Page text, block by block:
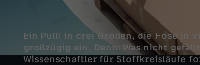
Ein Pulli in drei Größen, die Hose in
großzügig ein. Denn: Was nicht
Wissenschaftler für Stoffkreisläufe